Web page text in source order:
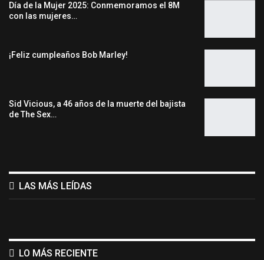
Día de la Mujer 2025: Conmemoramos el 8M
con las mujeres…
¡Feliz cumpleaños Bob Marley!
Sid Vicious, a 46 años de la muerte del bajista
de The Sex…
LAS MÁS LEÍDAS
LO MÁS RECIENTE